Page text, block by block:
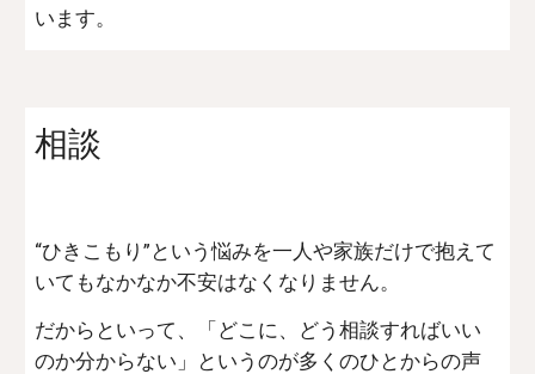
います。
相談
“ひきこもり”という悩みを一人や家族だけで抱えて
いてもなかなか不安はなくなりません。
だからといって、「どこに、どう相談すればいい
のか分からない」というのが多くのひとからの声